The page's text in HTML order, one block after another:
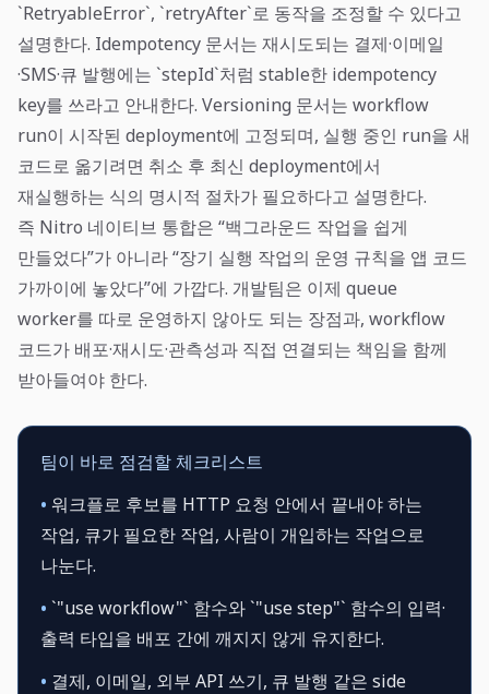
`RetryableError`, `retryAfter`로 동작을 조정할 수 있다고
설명한다. Idempotency 문서는 재시도되는 결제·이메일
·SMS·큐 발행에는 `stepId`처럼 stable한 idempotency
key를 쓰라고 안내한다. Versioning 문서는 workflow
run이 시작된 deployment에 고정되며, 실행 중인 run을 새
코드로 옮기려면 취소 후 최신 deployment에서
재실행하는 식의 명시적 절차가 필요하다고 설명한다.
즉 Nitro 네이티브 통합은 “백그라운드 작업을 쉽게
만들었다”가 아니라 “장기 실행 작업의 운영 규칙을 앱 코드
가까이에 놓았다”에 가깝다. 개발팀은 이제 queue
worker를 따로 운영하지 않아도 되는 장점과, workflow
코드가 배포·재시도·관측성과 직접 연결되는 책임을 함께
받아들여야 한다.
팀이 바로 점검할 체크리스트
• 워크플로 후보를 HTTP 요청 안에서 끝내야 하는
작업, 큐가 필요한 작업, 사람이 개입하는 작업으로
나눈다.
• `"use workflow"` 함수와 `"use step"` 함수의 입력·
출력 타입을 배포 간에 깨지지 않게 유지한다.
• 결제, 이메일, 외부 API 쓰기, 큐 발행 같은 side